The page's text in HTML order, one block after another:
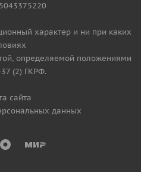
характер и ни при каких
определяемой положениями
(2) ГКРФ.
сайта
данных